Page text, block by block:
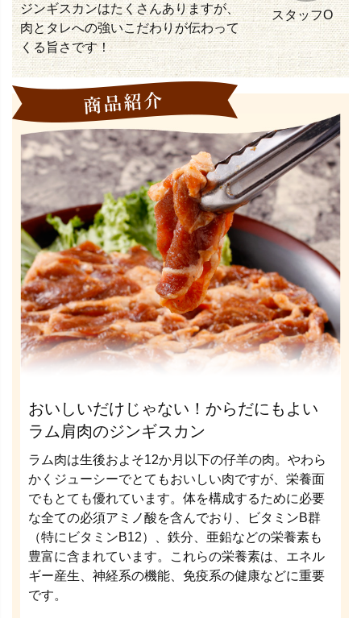
ジンギスカンはたくさんありますが、
肉とタレへの強いこだわりが伝わって
くる旨さです！
スタッフO
おいしいだけじゃない！からだにもよい
ラム肩肉のジンギスカン
ラム肉は生後およそ12か月以下の仔羊の肉。やわら
かくジューシーでとてもおいしい肉ですが、栄養面
でもとても優れています。体を構成するために必要
な全ての必須アミノ酸を含んでおり、ビタミンB群
（特にビタミンB12）、鉄分、亜鉛などの栄養素も
豊富に含まれています。これらの栄養素は、エネル
ギー産生、神経系の機能、免疫系の健康などに重要
です。